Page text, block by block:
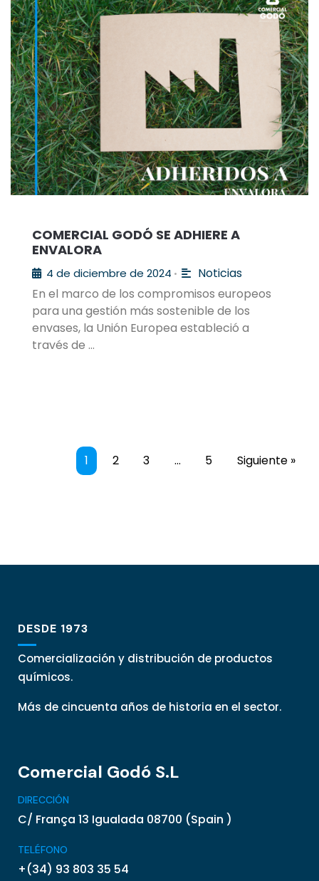
COMERCIAL GODÓ SE ADHIERE A
ENVALORA
4 de diciembre de 2024 •
Noticias
En el marco de los compromisos europeos
para una gestión más sostenible de los
envases, la Unión Europea estableció a
través de …
1 2 3 … 5 Siguiente »
DESDE 1973
Comercialización y distribución de productos
químicos.
Más de cincuenta años de historia en el sector.
Comercial Godó S.L
DIRECCIÓN
C/ França 13 Igualada 08700 (Spain )
TELÉFONO
+(34) 93 803 35 54